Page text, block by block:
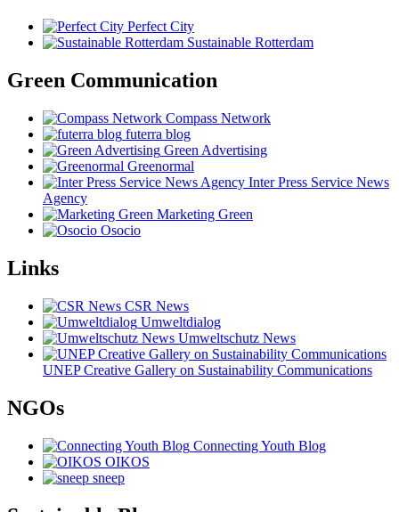
Perfect City
Sustainable Rotterdam
Green Communication
Compass Network
futerra blog
Green Advertising
Greenormal
Inter Press Service News
Agency
Marketing Green
Osocio
Links
CSR News
Umweltdialog
Umweltschutz News
UNEP Creative Gallery on Sustainability Communications
NGOs
Connecting Youth Blog
OIKOS
sneep